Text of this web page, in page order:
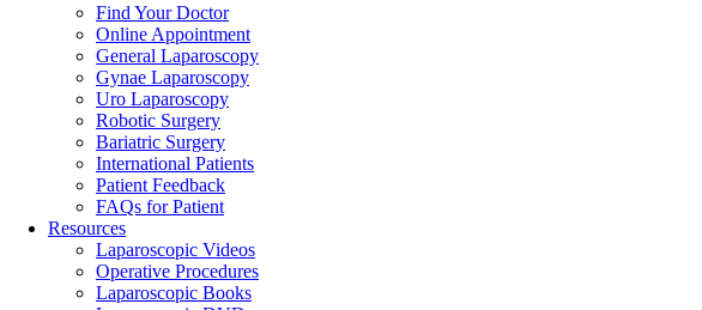
Find Your Doctor
Online Appointment
General Laparoscopy
Gynae Laparoscopy
Uro Laparoscopy
Robotic Surgery
Bariatric Surgery
International Patients
Patient Feedback
FAQs for Patient
Resources
Laparoscopic Videos
Operative Procedures
Laparoscopic Books